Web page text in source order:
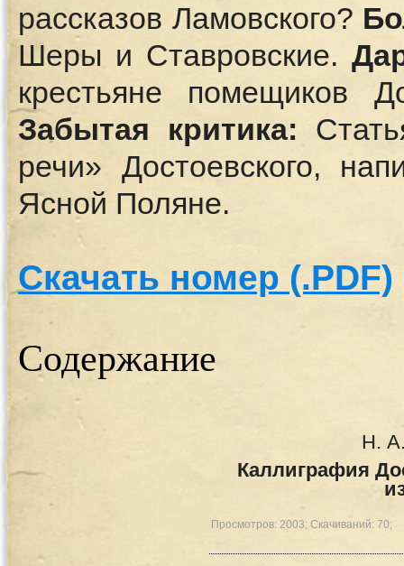
рассказов Ламовского?
Шеры и Ставровские.
крестьяне помещиков
Забытая критика:
речи» Достоевского,
Ясной Поляне.
Скачать номер (.PDF)
Содержание
Н.
Каллиграфия
Просмотров: 2003; Скачиваний: 70;